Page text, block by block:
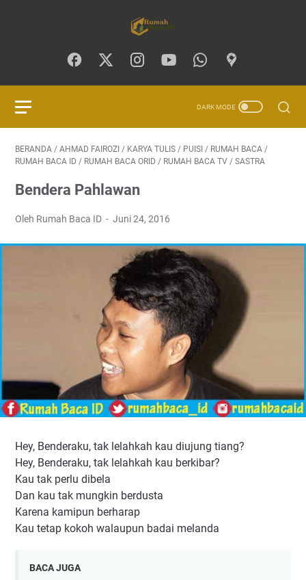
BERANDA / AHMAD FAIROZI / KARYA TULIS / PUISI / RUMAH BACA /
RUMAH BACA ID / RUMAH BACA ORID / RUMAH BACA TV / SASTRA
Bendera Pahlawan
Oleh Rumah Baca ID Juni 24, 2016
Hey, Benderaku, tak lelahkah kau diujung tiang?
Hey, Benderaku, tak lelahkah kau berkibar?
Kau tak perlu dibela
Dan kau tak mungkin berdusta
Karena kamipun berharap
Kau tetap kokoh walaupun badai melanda
BACA JUGA